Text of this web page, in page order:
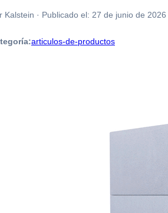
Kalstein · Publicado el: 27 de junio de 2026
articulos-de-productos